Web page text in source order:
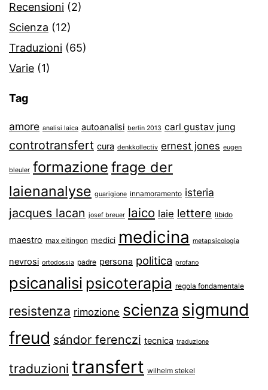
Recensioni (2)
Scienza (12)
Traduzioni (65)
Varie (1)
Tag
amore analisi laica autoanalisi berlin 2013 carl gustav jung
controtransfert cura denkkollectiv ernest jones eugen
bleuler formazione frage der
laienanalyse guarigione innamoramento isteria
jacques lacan josef breuer laico laie lettere libido
maestro max eitingon medici medicina metapsicologia
nevrosi ortodossia padre persona politica profano
psicanalisi psicoterapia regola fondamentale
resistenza rimozione scienza sigmund
freud sándor ferenczi tecnica traduzione
traduzioni transfert wilhelm stekel